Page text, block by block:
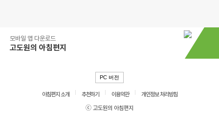
모바일 앱 다운로드
고도원의 아침편지
PC 버전
아침편지 소개 추천하기 이용약관
개인정보 처리방침
ⓒ 고도원의 아침편지